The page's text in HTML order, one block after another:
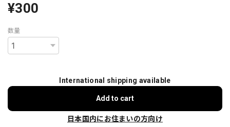
¥300
数量
International shipping available
Add to cart
日本国内にお住まいの方向け